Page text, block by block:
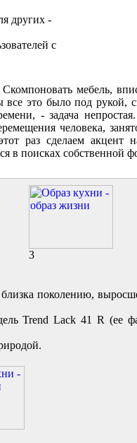
других -
с
мебель,
это было под рукой,
- задача
человека,
раз сделаем акцент
в поисках собственной
3
поколению,
Trend Lack 41 R (ее